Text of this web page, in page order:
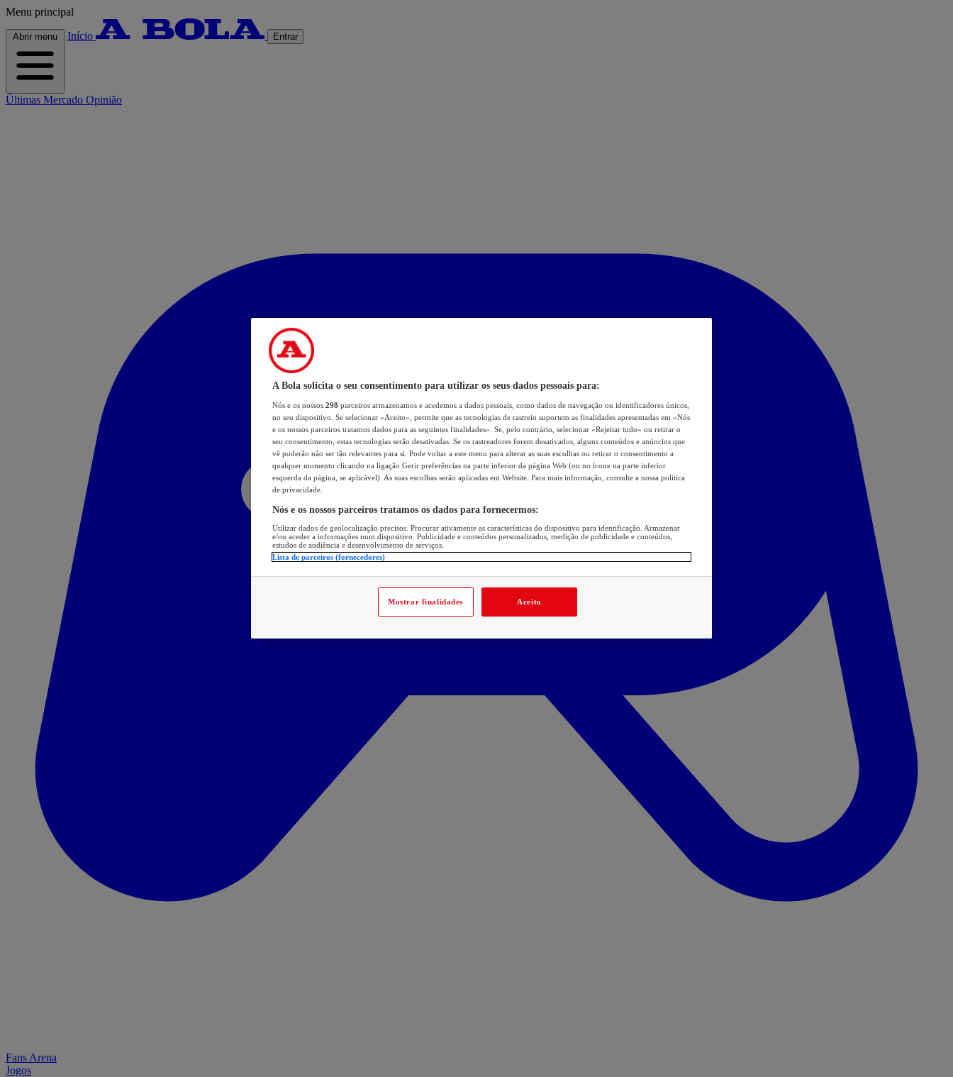
Menu principal
Abrir menu Início Entrar
Últimas Mercado Opinião
Fans Arena
Jogos
A Bola solicita o seu consentimento para utilizar os seus dados pessoais para:
Nós e os nossos 298 parceiros armazenamos e acedemos a dados pessoais, como dados de navegação ou identificadores únicos,
no seu dispositivo. Se selecionar «Aceito», permite que as tecnologias de rastreio suportem as finalidades apresentadas em «Nós
e os nossos parceiros tratamos dados para as seguintes finalidades». Se, pelo contrário, selecionar «Rejeitar tudo» ou retirar o
seu consentimento, estas tecnologias serão desativadas. Se os rastreadores forem desativados, alguns conteúdos e anúncios que
vê poderão não ser tão relevantes para si. Pode voltar a este menu para alterar as suas escolhas ou retirar o consentimento a
qualquer momento clicando na ligação Gerir preferências na parte inferior da página Web (ou no ícone na parte inferior
esquerda da página, se aplicável). As suas escolhas serão aplicadas em Website. Para mais informação, consulte a nossa política
de privacidade.
Nós e os nossos parceiros tratamos os dados para fornecermos:
Utilizar dados de geolocalização precisos. Procurar ativamente as características do dispositivo para identificação. Armazenar
e/ou aceder a informações num dispositivo. Publicidade e conteúdos personalizados, medição de publicidade e conteúdos,
estudos de audiência e desenvolvimento de serviços.
Lista de parceiros (fornecedores)
Mostrar finalidades Aceito